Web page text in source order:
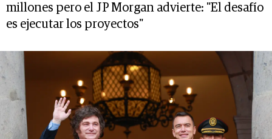
millones pero el JP Morgan advierte: "El desafío
es ejecutar los proyectos"